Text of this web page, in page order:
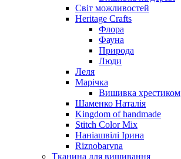
Світ можливостей
Heritage Crafts
Флора
Фауна
Природа
Люди
Леля
Марічка
Вишивка хрестиком
Шаменко Наталія
Kingdom of handmade
Stitch Color Mix
Наніашвілі Ірина
Riznobarvna
Тканина для вишивання